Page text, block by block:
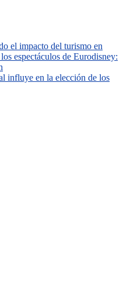
el impacto del turismo en
espectáculos de Eurodisney:
influye en la elección de los